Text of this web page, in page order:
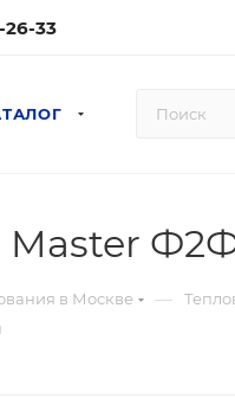
26-33
в Москве —